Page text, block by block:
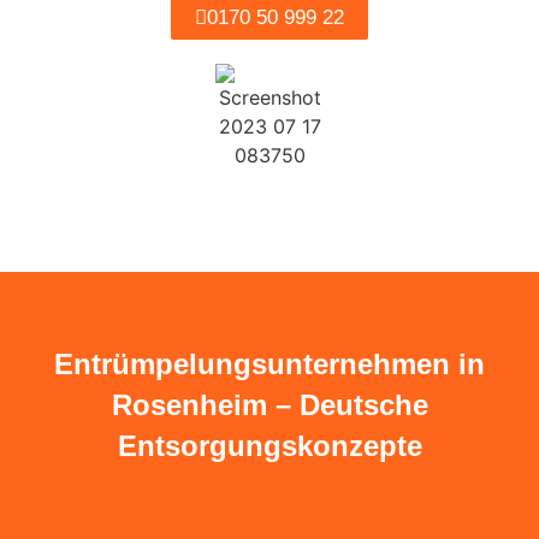
0170 50 999 22
Entrümpelungsunternehmen in
Rosenheim – Deutsche
Entsorgungskonzepte